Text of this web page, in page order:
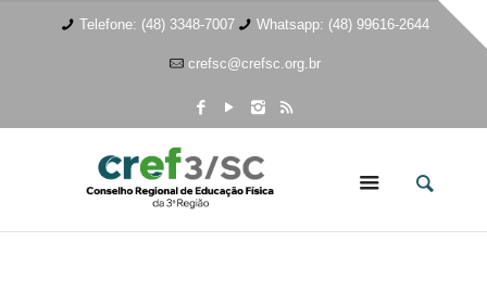
Telefone: (48) 3348-7007 Whatsapp: (48) 99616-2644
crefsc@crefsc.org.br